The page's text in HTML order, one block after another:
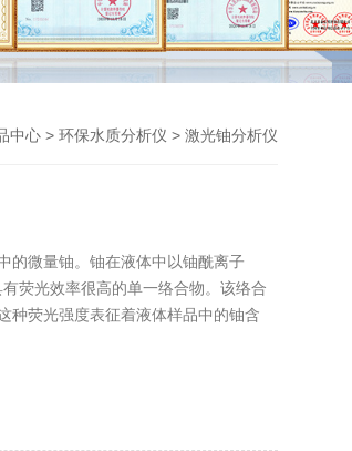
中心> 环保水质分析仪 > 激光铀分析仪
的微量铀。铀在液体中以铀酰离子
荧光效率很高的单一络合物。该络合
种荧光强度表征着液体样品中的铀含